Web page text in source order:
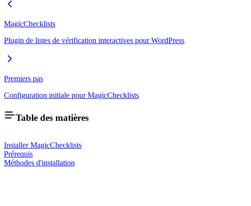
MagicChecklists
Plugin de listes de vérification interactives pour WordPress
Premiers pas
Configuration initiale pour MagicChecklists
Table des matières
Installer MagicChecklists
Prérequis
Méthodes d'installation